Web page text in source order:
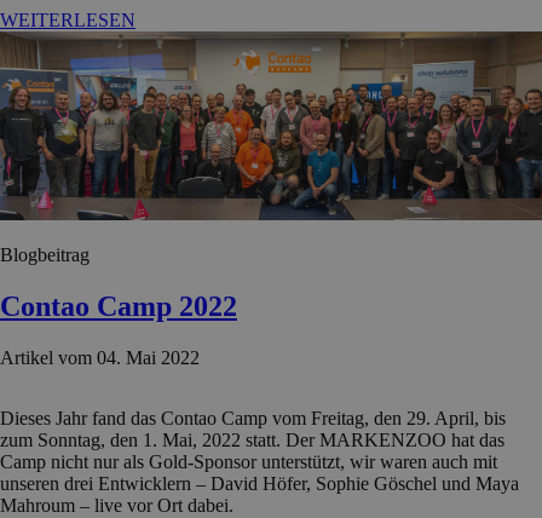
WEITERLESEN
Blogbeitrag
Contao Camp 2022
Artikel vom 04. Mai 2022
Dieses Jahr fand das Contao Camp vom Freitag, den 29. April, bis
zum Sonntag, den 1. Mai, 2022 statt. Der MARKENZOO hat das
Camp nicht nur als Gold-Sponsor unterstützt, wir waren auch mit
unseren drei Entwicklern – David Höfer, Sophie Göschel und Maya
Mahroum – live vor Ort dabei.